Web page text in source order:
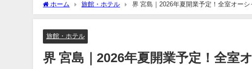
ホーム 旅館・ホテル 界 宮島｜2026年夏開業予定！全室オー
旅館・ホテル
界 宮島｜2026年夏開業予定！全室